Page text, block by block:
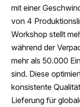
mit einer
von 4
Workshop stellt
während der
mehr als 50.000
sind. Diese
konsistente
Lieferung für